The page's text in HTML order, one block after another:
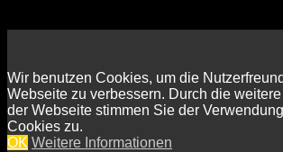
Wir benutzen Cookies, um die
Webseite zu verbessern. Durch die
der Webseite stimmen Sie der
Cookies zu.
OK Weitere Informationen